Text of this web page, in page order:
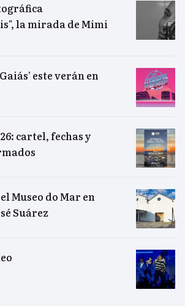
la mirada de Mimi
este verán en
cartel, fechas y
Museo do Mar en
Suárez